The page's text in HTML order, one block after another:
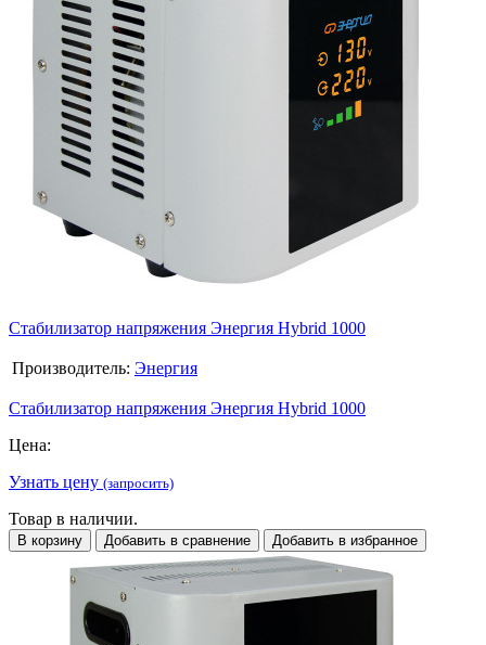
Стабилизатор напряжения Энергия Hybrid 1000
Производитель: Энергия
Стабилизатор напряжения Энергия Hybrid 1000
Цена:
Узнать цену (запросить)
Товар в наличии.
В корзину Добавить в сравнение Добавить в избранное